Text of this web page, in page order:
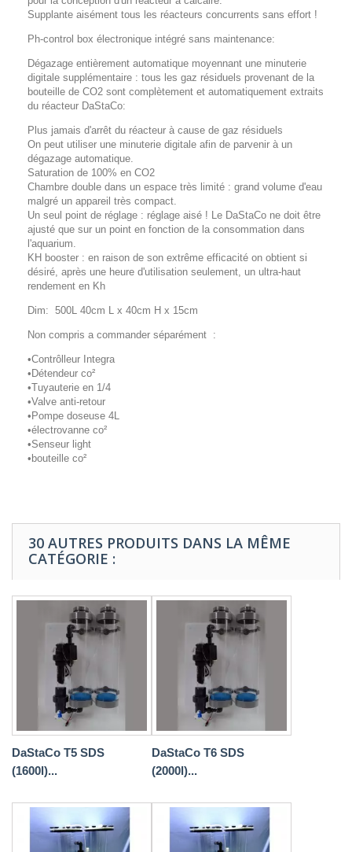
Supplante aisément tous les réacteurs concurrents sans effort !
Ph-control box électronique intégré sans maintenance:
Dégazage entièrement automatique moyennant une minuterie
digitale supplémentaire : tous les gaz résiduels provenant de la
bouteille de CO2 sont complètement et automatiquement extraits
du réacteur DaStaCo:
Plus jamais d'arrêt du réacteur à cause de gaz résiduels
On peut utiliser une minuterie digitale afin de parvenir à un
dégazage automatique.
Saturation de 100% en CO2
Chambre double dans un espace très limité : grand volume d'eau
malgré un appareil très compact.
Un seul point de réglage : réglage aisé ! Le DaStaCo ne doit être
ajusté que sur un point en fonction de la consommation dans
l'aquarium.
KH booster : en raison de son extrême efficacité on obtient si
désiré, après une heure d'utilisation seulement, un ultra-haut
rendement en Kh
Dim: 500L 40cm L x 40cm H x 15cm
Non compris a commander séparément :
•Contrôlleur Integra
•Détendeur co²
•Tuyauterie en 1/4
•Valve anti-retour
•Pompe doseuse 4L
•électrovanne co²
•Senseur light
•bouteille co²
30 AUTRES PRODUITS DANS LA MÊME
CATÉGORIE :
DaStaCo T5 SDS
(1600l)...
DaStaCo T6 SDS
(2000l)...